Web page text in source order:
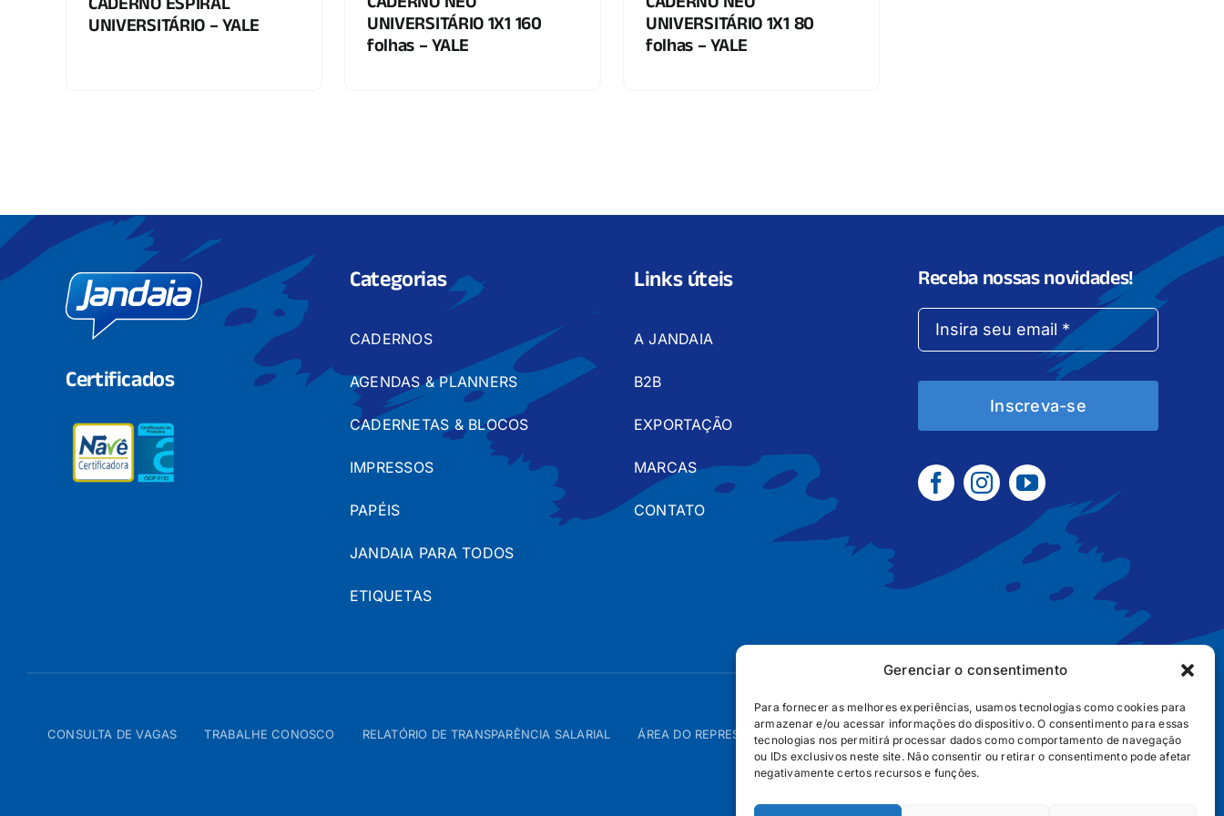
Gerenciar o consentimento
Para fornecer as melhores experiências, usamos tecnologias como cookies para
armazenar e/ou acessar informações do dispositivo. O consentimento para essas
tecnologias nos permitirá processar dados como comportamento de navegação
ou IDs exclusivos neste site. Não consentir ou retirar o consentimento pode afetar
negativamente certos recursos e funções.
CADERNO ESPIRAL
UNIVERSITÁRIO – YALE
UNIVERSITÁRIO 1X1 160
folhas – YALE
UNIVERSITÁRIO 1X1 80
folhas – YALE
Certificados
Categorias
CADERNOS
AGENDAS & PLANNERS
CADERNETAS & BLOCOS
IMPRESSOS
PAPÉIS
JANDAIA PARA TODOS
ETIQUETAS
Links úteis
A JANDAIA
B2B
EXPORTAÇÃO
MARCAS
CONTATO
Receba nossas novidades!
Inscreva-se
CONSULTA DE VAGAS TRABALHE CONOSCO RELATÓRIO DE TRANSPARÊNCIA SALARIAL ÁREA DO REPRESENTANTE – B2B POLÍTICA DE COOKIES POLÍTICA DE PRIVACIDADE